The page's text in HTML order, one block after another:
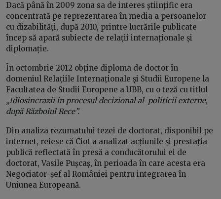
Dacă până în 2009 zona sa de interes științific era
concentrată pe reprezentarea în media a persoanelor
cu dizabilități, după 2010, printre lucrările publicate
încep să apară subiecte de relații internaționale și
diplomație.
În octombrie 2012 obține diploma de doctor în
domeniul Relațiile Internaționale și Studii Europene la
Facultatea de Studii Europene a UBB, cu o teză cu titlul
„Idiosincrazii în procesul decizional al politicii externe,
după Războiul Rece”.
Din analiza rezumatului tezei de doctorat, disponibil pe
internet, reiese că Ciot a analizat acțiunile și prestația
publică reflectată în presă a conducătorului ei de
doctorat, Vasile Pușcaș, în perioada în care acesta era
Negociator-șef al României pentru integrarea în
Uniunea Europeană.